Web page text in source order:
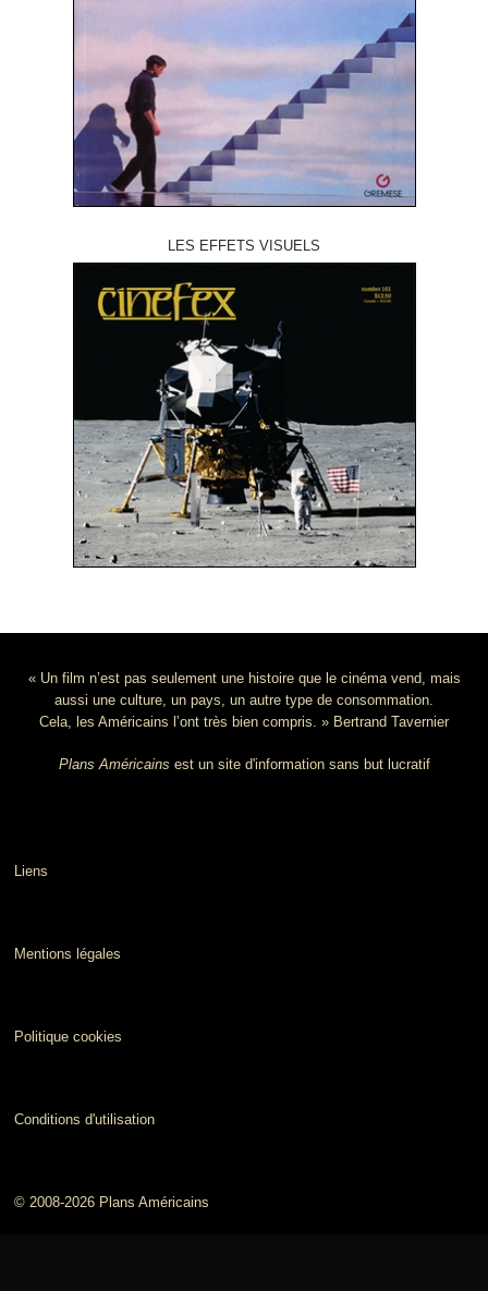
LES EFFETS VISUELS
« Un film n’est pas seulement une histoire que le cinéma vend, mais
aussi une culture, un pays, un autre type de consommation.
Cela, les Américains l’ont très bien compris. » Bertrand Tavernier
Plans Américains est un site d'information sans but lucratif
Liens
Mentions légales
Politique cookies
Conditions d'utilisation
© 2008-2026 Plans Américains